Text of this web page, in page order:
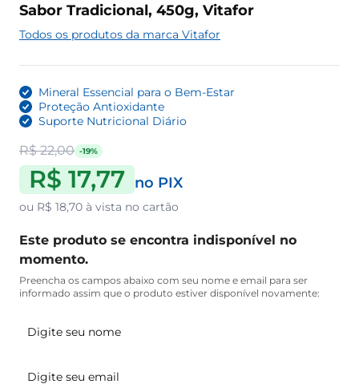
Sabor Tradicional, 450g, Vitafor
Todos os produtos da marca Vitafor
Mineral Essencial para o Bem-Estar
Proteção Antioxidante
Suporte Nutricional Diário
R$ 22,00 -19%
R$ 17,77 no PIX
ou R$ 18,70 à vista no cartão
Este produto se encontra indisponível no
momento.
Preencha os campos abaixo com seu nome e email para ser
informado assim que o produto estiver disponível novamente: